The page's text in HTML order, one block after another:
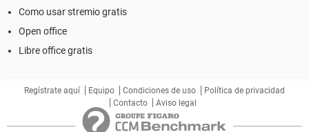
Como usar stremio gratis
Open office
Libre office gratis
Regístrate aquí Equipo Condiciones de uso
Política de privacidad
Contacto
Aviso legal